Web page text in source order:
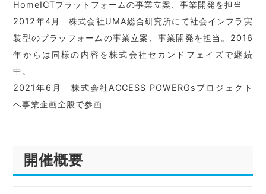
HomeICTプラットフォームの事業立案、事業開発を担当
2012年4月 株式会社UMA総合研究所にて社会インフラ実
装型のプラッフォームの事業立案、事業開発を担当。2016
年からは同様の内容を株式会社セカンドフェイズで継続
中。
2021年6月 株式会社ACCESS POWERGsプロジェクト
へ事業企画全般で参画
開催概要